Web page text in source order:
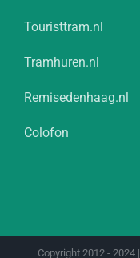
Touristtram.nl
Tramhuren.nl
Remisedenhaag.nl
Colofon
Copyright 2012 - 2024